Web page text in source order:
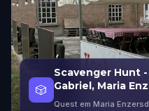
🎲
Scavenger Hunt
Gabriel, Maria
Quest em Maria